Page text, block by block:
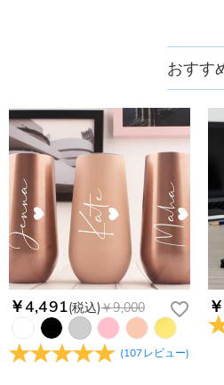
無料となります。（一部離島や
納期=製作作業時間+配送時間 受
認してから制作となります。大
でお作りしており、予定作業時
ます。そしてご購入の際にお選
よって、お届け日数が異なります
確認ください。.
商品に納品書などの明細書
ません。領収書発行をご希望の
てご確認ください。
商品を海外へ直接発送する
はい、対応可能です。海外配送
サポートまで詳しい海外配送先
の国・地域によって送料が異な
受取人様に関税が発生する場合
返品・交換はできますか？
お客様が商品受け取り後、60日
す。受注生産品のため、返品は
生致します。詳細は
キャンセル
さい。.
注文＆支払いについて
注文後に注文の内容を変更
もし注文確認メールをご確認後
したら、至急カスタマーサポー
service@drawelry.jp】までご連
文番号もお送りください。
Drawelryからのメールが届
Drawelryからのメールが届いて
られます。原因①迷惑メールフ
策：迷惑メールフォルダに届い
迷惑メールでないよう操作して
支払方法は何がありますか？
お支払い方法は、クレジットカ
Paypal、ApplePay、GooglePay
コンビニ前払いのお支払い期
おすす
￥4,491(税込)￥9,000
(107レビュー)